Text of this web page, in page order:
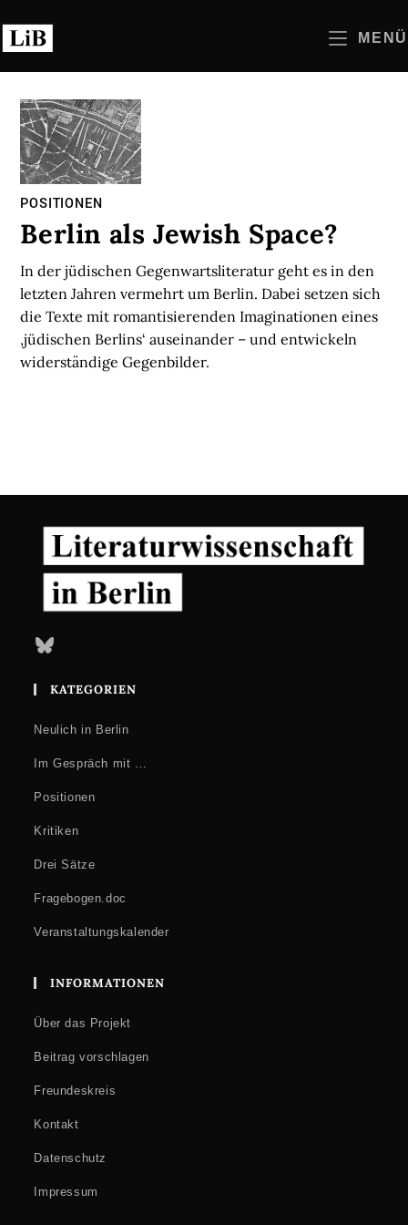
Inhalt
springen
MENÜ
POSITIONEN
Berlin als Jewish Space?
In der jüdischen Gegenwartsliteratur geht es in den
letzten Jahren vermehrt um Berlin. Dabei setzen sich
die Texte mit romantisierenden Imaginationen eines
‚jüdischen Berlins‘ auseinander – und entwickeln
widerständige Gegenbilder.
Bluesky
KATEGORIEN
Neulich in Berlin
Im Gespräch mit …
Positionen
Kritiken
Drei Sätze
Fragebogen.doc
Veranstaltungskalender
INFORMATIONEN
Über das Projekt
Beitrag vorschlagen
Freundeskreis
Kontakt
Datenschutz
Impressum